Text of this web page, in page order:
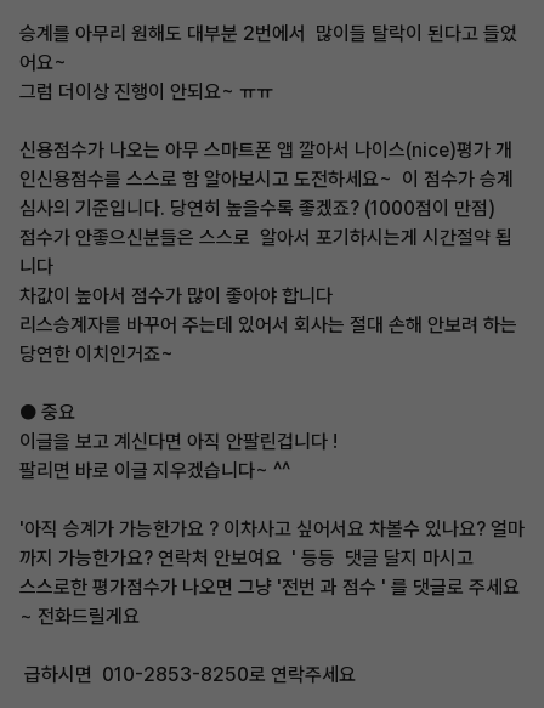
승계를 아무리 원해도 대부분 2번에서 많이들 탈락이 된다고 들었
어요~
그럼 더이상 진행이 안되요~ ㅠㅠ
신용점수가 나오는 아무 스마트폰 앱 깔아서 나이스(nice)평가 개
인신용점수를 스스로 함 알아보시고 도전하세요~ 이 점수가 승계
심사의 기준입니다. 당연히 높을수록 좋겠죠? (1000점이 만점)
점수가 안좋으신분들은 스스로 알아서 포기하시는게 시간절약 됩
니다
차값이 높아서 점수가 많이 좋아야 합니다
리스승계자를 바꾸어 주는데 있어서 회사는 절대 손해 안보려 하는
당연한 이치인거죠~
● 중요
이글을 보고 계신다면 아직 안팔린겁니다 !
팔리면 바로 이글 지우겠습니다~ ^^
'아직 승계가 가능한가요 ? 이차사고 싶어서요 차볼수 있나요? 얼마
까지 가능한가요? 연락처 안보여요 ' 등등 댓글 달지 마시고
스스로한 평가점수가 나오면 그냥 '전번 과 점수 ' 를 댓글로 주세요
~ 전화드릴게요
급하시면 010-2853-8250로 연락주세요